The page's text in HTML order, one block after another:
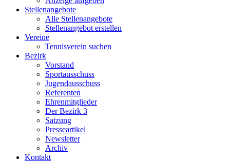
Stellenangebote
Alle Stellenangebote
Stellenangebot erstellen
Vereine
Tennisverein suchen
Bezirk
Vorstand
Sportausschuss
Jugendausschuss
Referenten
Ehrenmitglieder
Der Bezirk 3
Satzung
Presseartikel
Newsletter
Archiv
Kontakt